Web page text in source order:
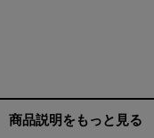
商品説明をもっと見る